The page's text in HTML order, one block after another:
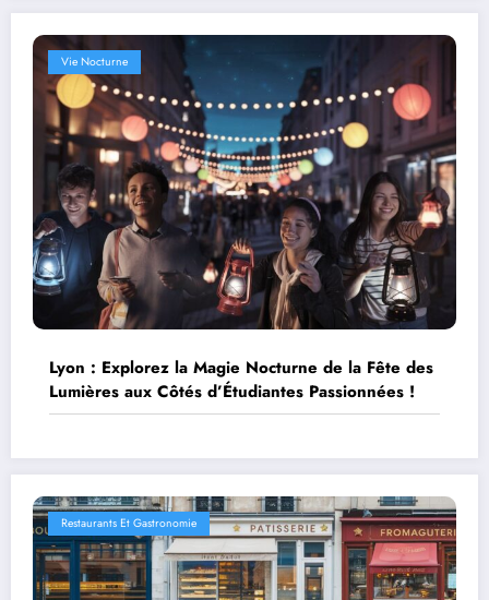
Vie Nocturne
Lyon : Explorez la Magie Nocturne de la Fête des
Lumières aux Côtés d’Étudiantes Passionnées !
Restaurants Et Gastronomie